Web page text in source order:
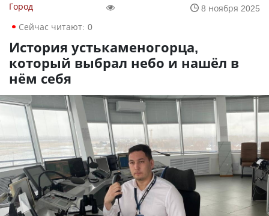
Город
8 ноября 2025
Сейчас читают: 0
История устькаменогорца,
который выбрал небо и нашёл в
нём себя